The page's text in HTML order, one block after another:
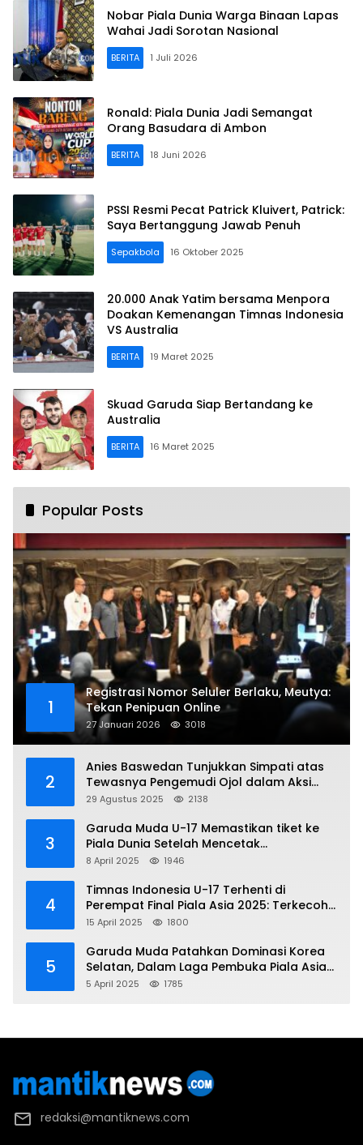
Nobar Piala Dunia Warga Binaan Lapas
Wahai Jadi Sorotan Nasional
BERITA 1 Juli 2026
Ronald: Piala Dunia Jadi Semangat
Orang Basudara di Ambon
BERITA 18 Juni 2026
PSSI Resmi Pecat Patrick Kluivert, Patrick:
Saya Bertanggung Jawab Penuh
Sepakbola 16 Oktober 2025
20.000 Anak Yatim bersama Menpora
Doakan Kemenangan Timnas Indonesia
VS Australia
BERITA 19 Maret 2025
Skuad Garuda Siap Bertandang ke
Australia
BERITA 16 Maret 2025
Popular Posts
1
Registrasi Nomor Seluler Berlaku, Meutya:
Tekan Penipuan Online
27 Januari 2026 3018
2
Anies Baswedan Tunjukkan Simpati atas
Tewasnya Pengemudi Ojol dalam Aksi
Demo
29 Agustus 2025 2138
3
Garuda Muda U-17 Memastikan tiket ke
Piala Dunia Setelah Mencetak
Kemenangan Gemilang atas Yaman 4-1 di
8 April 2025 1946
4
Timnas Indonesia U-17 Terhenti di
Perempat Final Piala Asia 2025: Terkecoh
Korea Utara
15 April 2025 1800
5
Garuda Muda Patahkan Dominasi Korea
Selatan, Dalam Laga Pembuka Piala Asia
2025 U-17
5 April 2025 1785
redaksi@mantiknews.com